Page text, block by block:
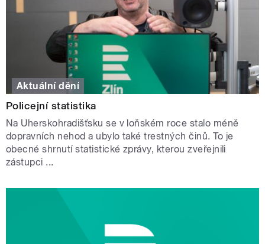
Aktuální dění
Policejní statistika
Na Uherskohradišťsku se v loňském roce stalo méně
dopravních nehod a ubylo také trestných činů. To je
obecné shrnutí statistické zprávy, kterou zveřejnili
zástupci ...